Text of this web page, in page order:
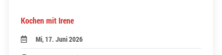
Kochen mit Irene
Mi, 17. Juni 2026